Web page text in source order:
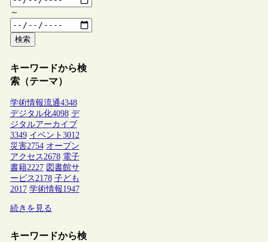
～
検索
キーワードから検
索（テーマ）
学術情報流通4348
デジタル化4098 デ
ジタルアーカイブ
3349 イベント 3012
災害2754 オープン
アクセス2678 電子
書籍2227 図書館サ
ービス2178 子ども
2017 学術情報1947
続きを見る
キーワードから検